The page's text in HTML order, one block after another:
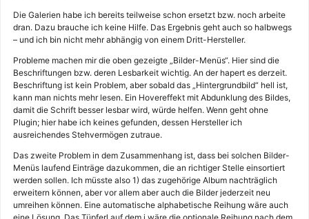
Die Galerien habe ich bereits teilweise schon ersetzt bzw. noch arbeite
dran. Dazu brauche ich keine Hilfe. Das Ergebnis geht auch so halbwegs
– und ich bin nicht mehr abhängig von einem Dritt-Hersteller.
Probleme machen mir die oben gezeigte „Bilder-Menüs“. Hier sind die
Beschriftungen bzw. deren Lesbarkeit wichtig. An der hapert es derzeit.
Beschriftung ist kein Problem, aber sobald das „Hintergrundbild“ hell ist,
kann man nichts mehr lesen. Ein Hovereffekt mit Abdunklung des Bildes,
damit die Schrift besser lesbar wird, würde helfen. Wenn geht ohne
Plugin; hier habe ich keines gefunden, dessen Hersteller ich
ausreichendes Stehvermögen zutraue.
Das zweite Problem in dem Zusammenhang ist, dass bei solchen Bilder-
Menüs laufend Einträge dazukommen, die an richtiger Stelle einsortiert
werden sollen. Ich müsste also 1) das zugehörige Album nachträglich
erweitern können, aber vor allem aber auch die Bilder jederzeit neu
umreihen können. Eine automatische alphabetische Reihung wäre auch